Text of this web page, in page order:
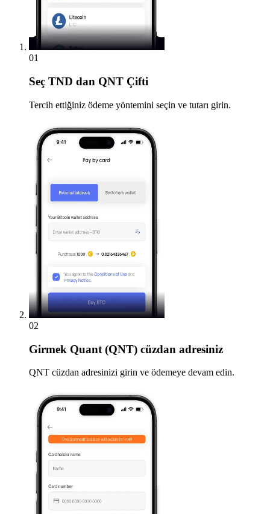
01
Seç TND dan QNT Çifti
Tercih ettiğiniz ödeme yöntemini seçin ve tutarı girin.
02
Girmek Quant (QNT) cüzdan adresiniz
QNT cüzdan adresinizi girin ve ödemeye devam edin.